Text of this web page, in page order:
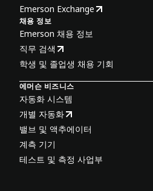
Emerson Exchange
채용 정보
Emerson 채용 정보
직무 검색
학생 및 졸업생 채용 기회
에머슨 비즈니스
자동화 시스템
개별 자동화
밸브 및 액추에이터
계측 기기
테스트 및 측정 사업부